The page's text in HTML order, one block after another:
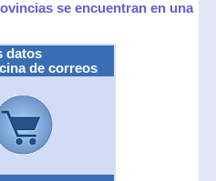
se encuentran en una
datos
de correos